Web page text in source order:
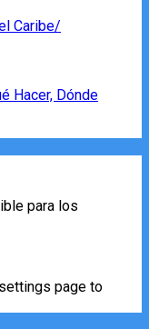
Caribe/
Hacer, Dónde
para los
page to